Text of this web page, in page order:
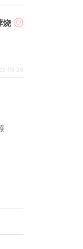
烧
03-29